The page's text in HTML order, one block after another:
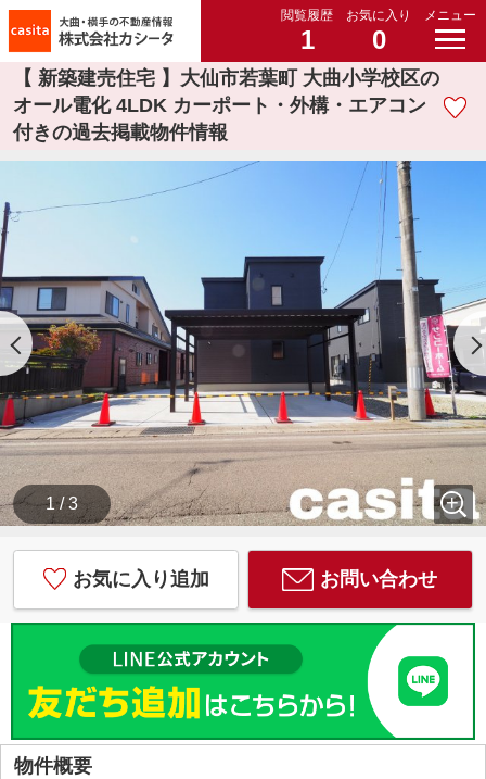
閲覧履歴
1
お気に入り
0
メニュー
【 新築建売住宅 】大仙市若葉町 大曲小学校区の
オール電化 4LDK カーポート・外構・エアコン
付きの過去掲載物件情報
1 / 3
お気に入り追加 お問い合わせ
物件概要